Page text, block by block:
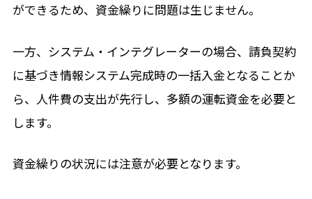
ができるため、資金繰りに問題は生じません。
一方、システム・インテグレーターの場合、請負契約
に基づき情報システム完成時の一括入金となることか
ら、人件費の支出が先行し、多額の運転資金を必要と
します。
資金繰りの状況には注意が必要となります。